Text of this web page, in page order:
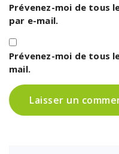
Prévenez-moi de tous
par e-mail.
Prévenez-moi de tous
mail.